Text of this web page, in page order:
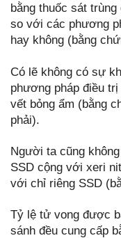
bằng thuốc sát
so với các phương
hay không (bằng
Có lẽ không có sự
phương pháp điều
vết bỏng ẩm (bằng
phải).
Người ta cũng
SSD cộng với xeri
với chỉ riêng SSD
Tỷ lệ tử vong được
sánh đều cung cấp